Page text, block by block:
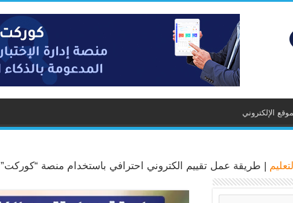
الإلكتروني
| طريقة عمل تقييم الكتروني احترافي باستخدام منصة “كوركت”